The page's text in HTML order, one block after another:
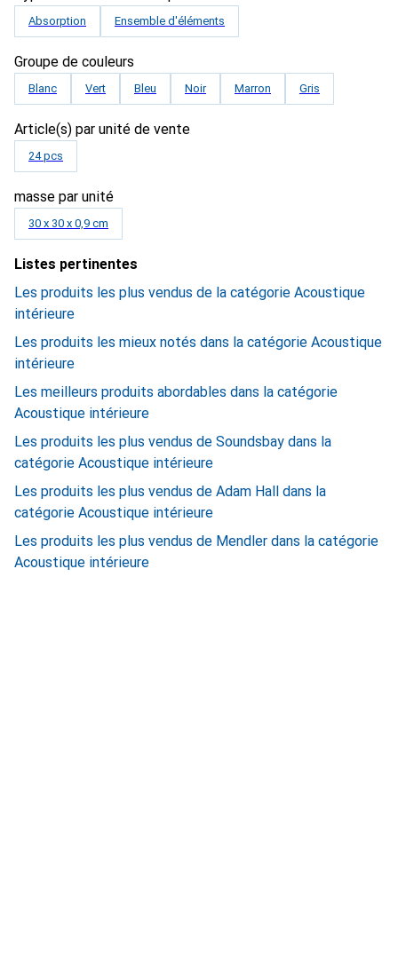
Absorption Ensemble d'éléments
Groupe de couleurs
Blanc Vert Bleu Noir Marron Gris
Article(s) par unité de vente
24 pcs
masse par unité
30 x 30 x 0,9 cm
Listes pertinentes
Les produits les plus vendus de la catégorie Acoustique
intérieure
Les produits les mieux notés dans la catégorie Acoustique
intérieure
Les meilleurs produits abordables dans la catégorie
Acoustique intérieure
Les produits les plus vendus de Soundsbay dans la
catégorie Acoustique intérieure
Les produits les plus vendus de Adam Hall dans la
catégorie Acoustique intérieure
Les produits les plus vendus de Mendler dans la catégorie
Acoustique intérieure